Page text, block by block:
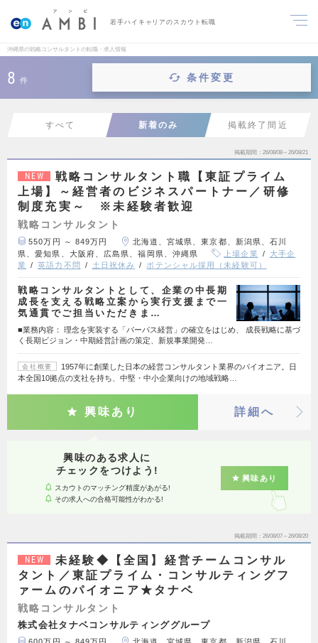
若手ハイキャリアのスカウト転職
沖縄県の戦略コンサルタントの転職・求人情報
8 件 条件変更
すべて 新着のみ 掲載終了間近
掲載期間 26/08/08～26/08/21
NEW
戦略コンサルタント職【東証プライム
上場】～経営者のビジネスパートナー／研修
制度充実～ ※未経験者歓迎
戦略コンサルタント
550万円 ～ 849万円
北海道、宮城県、東京都、新潟県、石川
県、愛知県、大阪府、広島県、福岡県、沖縄県
上場企業
大手企
業
英語力不問 土日祝休み ポテンシャル採用（未経験可）
戦略コンサルタントとして、企業の中長期
成長を支える戦略立案から実行支援まで一
気通貫でご担当いただきま…
■業務内容： 理念を実装する「パーパス経営」の確立をはじめ、 成長戦略に基づ
く長期ビジョン・中期経営計画の策定、新規事業開発…
会社概要
1957年に創業した日本の経営コンサルタント業界のパイオニア。日
本全国10拠点の支社を持ち、中堅・中小企業向けの地域戦略…
興味あり 詳細へ
興味のある求人に
チェックをつけよう!
スカウトのマッチング精度があがる!
その求人への合格可能性がわかる!
興味あり
掲載期間 26/08/07～26/08/20
NEW
未経験◆【全国】経営チームコンサル
タント／東証プライム・コンサルティングフ
ァームのパイオニア★タナベ
戦略コンサルタント
株式会社タナベコンサルティンググループ